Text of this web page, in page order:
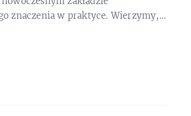
znaczenia w praktyce. Wierzymy,…